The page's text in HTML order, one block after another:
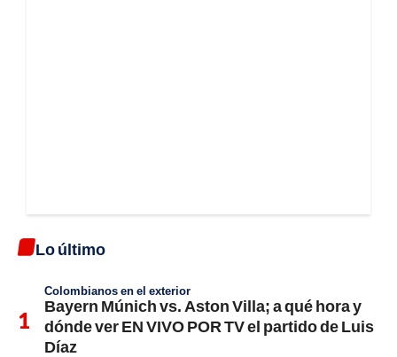
Lo último
Colombianos en el exterior
Bayern Múnich vs. Aston Villa; a qué hora y
dónde ver EN VIVO POR TV el partido de Luis
Díaz